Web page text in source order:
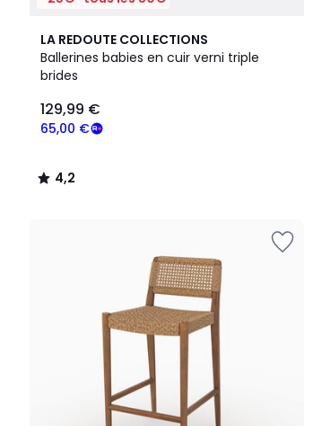
LA REDOUTE COLLECTIONS
Ballerines babies en cuir verni triple
brides
€
souscrivez
programme
65,00 €
129,99 €
4,2
/ 5
4,2
/